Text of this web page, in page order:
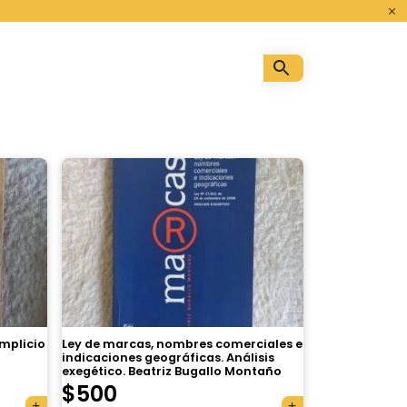
Ley de marcas, nombres comerciales e
indicaciones geográficas. Análisis
exegético. Beatriz Bugallo Montaño
$500